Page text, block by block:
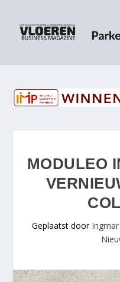
MODULEO
Geplaatst door